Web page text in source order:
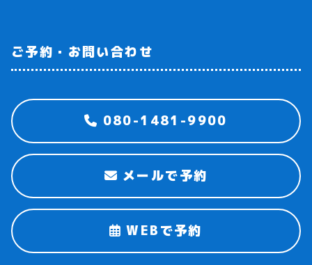
ご予約・お問い合わせ
080-1481-9900
メールで予約
WEBで予約